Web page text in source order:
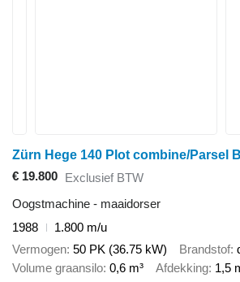
€ 19.800 Exclusief BTW
Oogstmachine - maaidorser
1988
1.800 m/u
Vermogen 50 PK (36.75 kW) Brandstof
Volume graansilo 0,6 m³ Afdekking 1,5